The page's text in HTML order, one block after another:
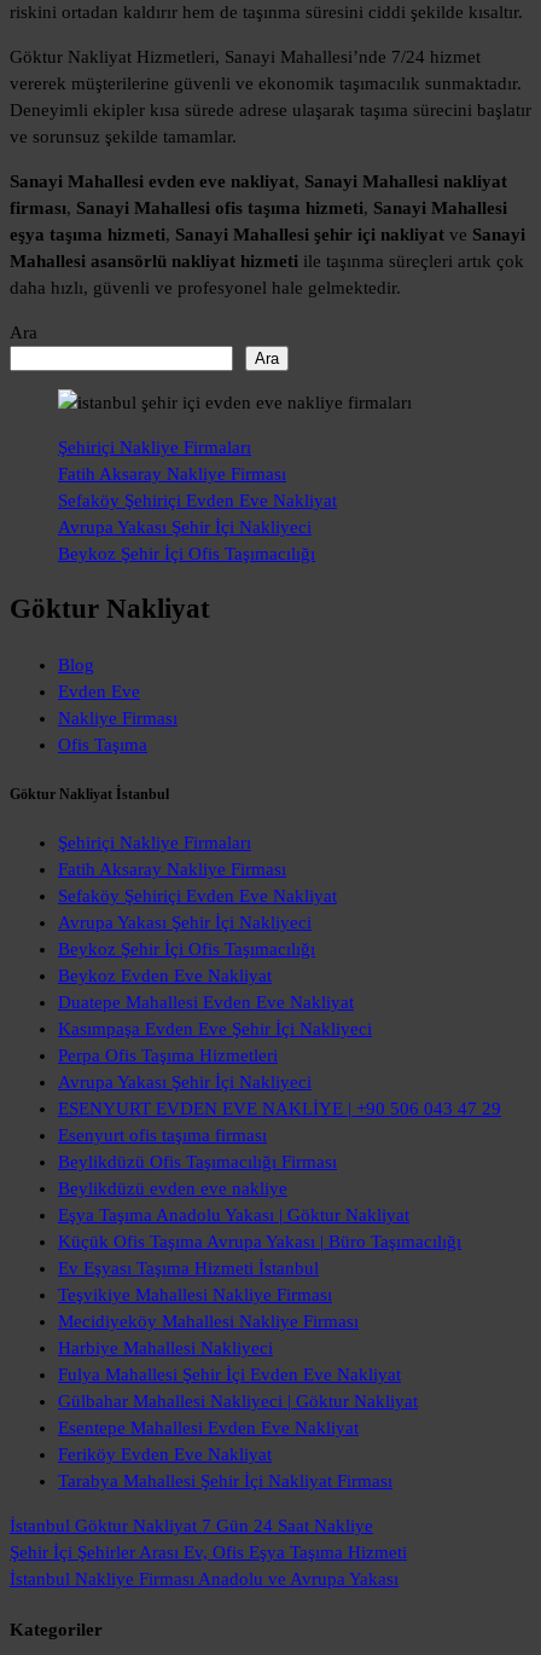
riskini ortadan kaldırır hem de taşınma süresini ciddi şekilde kısaltır.
Göktur Nakliyat Hizmetleri, Sanayi Mahallesi’nde 7/24 hizmet
vererek müşterilerine güvenli ve ekonomik taşımacılık sunmaktadır.
Deneyimli ekipler kısa sürede adrese ulaşarak taşıma sürecini başlatır
ve sorunsuz şekilde tamamlar.
Sanayi Mahallesi evden eve nakliyat, Sanayi Mahallesi nakliyat
firması, Sanayi Mahallesi ofis taşıma hizmeti, Sanayi Mahallesi
eşya taşıma hizmeti, Sanayi Mahallesi şehir içi nakliyat ve Sanayi
Mahallesi asansörlü nakliyat hizmeti ile taşınma süreçleri artık çok
daha hızlı, güvenli ve profesyonel hale gelmektedir.
Ara
Ara
Şehiriçi Nakliye Firmaları
Fatih Aksaray Nakliye Firması
Sefaköy Şehiriçi Evden Eve Nakliyat
Avrupa Yakası Şehir İçi Nakliyeci
Beykoz Şehir İçi Ofis Taşımacılığı
Göktur Nakliyat
Blog
Evden Eve
Nakliye Firması
Ofis Taşıma
Göktur Nakliyat İstanbul
Şehiriçi Nakliye Firmaları
Fatih Aksaray Nakliye Firması
Sefaköy Şehiriçi Evden Eve Nakliyat
Avrupa Yakası Şehir İçi Nakliyeci
Beykoz Şehir İçi Ofis Taşımacılığı
Beykoz Evden Eve Nakliyat
Duatepe Mahallesi Evden Eve Nakliyat
Kasımpaşa Evden Eve Şehir İçi Nakliyeci
Perpa Ofis Taşıma Hizmetleri
Avrupa Yakası Şehir İçi Nakliyeci
ESENYURT EVDEN EVE NAKLİYE | +90 506 043 47 29
Esenyurt ofis taşıma firması
Beylikdüzü Ofis Taşımacılığı Firması
Beylikdüzü evden eve nakliye
Eşya Taşıma Anadolu Yakası | Göktur Nakliyat
Küçük Ofis Taşıma Avrupa Yakası | Büro Taşımacılığı
Ev Eşyası Taşıma Hizmeti İstanbul
Teşvikiye Mahallesi Nakliye Firması
Mecidiyeköy Mahallesi Nakliye Firması
Harbiye Mahallesi Nakliyeci
Fulya Mahallesi Şehir İçi Evden Eve Nakliyat
Gülbahar Mahallesi Nakliyeci | Göktur Nakliyat
Esentepe Mahallesi Evden Eve Nakliyat
Feriköy Evden Eve Nakliyat
Tarabya Mahallesi Şehir İçi Nakliyat Firması
İstanbul Göktur Nakliyat 7 Gün 24 Saat Nakliye
Şehir İçi Şehirler Arası Ev, Ofis Eşya Taşıma Hizmeti
İstanbul Nakliye FirmasıAnadolu ve Avrupa Yakası
Kategoriler